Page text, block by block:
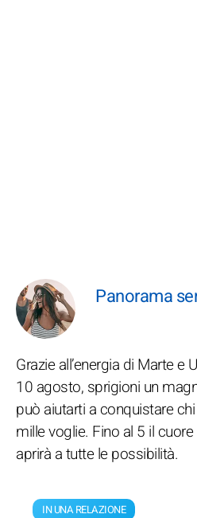
Panorama
Grazie all’energia di Marte e
10 agosto, sprigioni un
può aiutarti a conquistare
mille voglie. Fino al 5 il
aprirà a tutte le possibilità.
IN UNA RELAZIONE